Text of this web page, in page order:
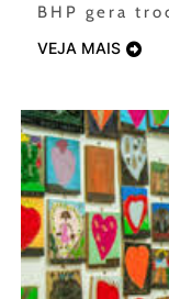
BHP gera
VEJA MAIS